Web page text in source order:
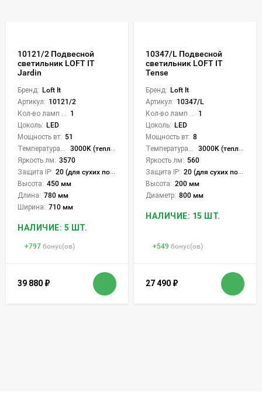
10121/2 Подвесной
светильник LOFT IT
Jardin
Бренд: Loft It
Артикул: 10121/2
1
Цоколь: LED
Мощность вт: 51
3000K (теплый)
Яркость лм: 3570
Защита IP: 20 (для сухих пом.)
Высота: 450 мм
Длина: 780 мм
Ширина: 710 мм
НАЛИЧИЕ: 5 ШТ.
+797 бонус(ов)
39 880 ₽
10347/L Подвесной
светильник LOFT IT
Tense
Бренд: Loft It
Артикул: 10347/L
1
Цоколь: LED
Мощность вт: 8
3000K (теплый)
Яркость лм: 560
Защита IP: 20 (для сухих пом.)
Высота: 200 мм
Диаметр: 800 мм
НАЛИЧИЕ: 15 ШТ.
+549 бонус(ов)
27 490 ₽